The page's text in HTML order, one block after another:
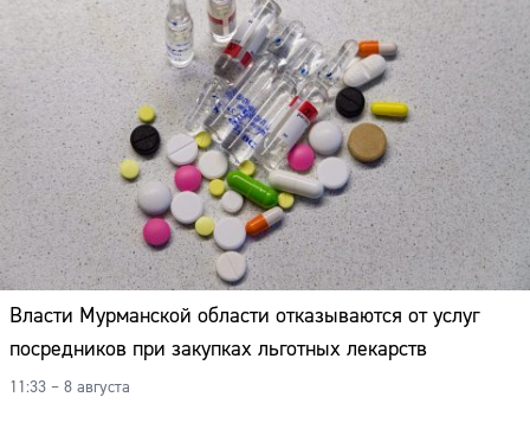
Власти Мурманской области отказываются от услуг
посредников при закупках льготных лекарств
11:33 – 8 августа